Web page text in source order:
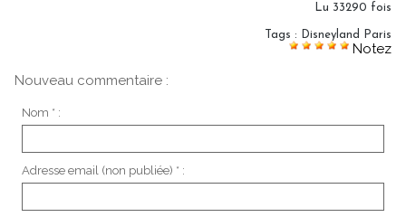
Lu 33290 fois
Tags : Disneyland Paris
Notez
Nouveau commentaire :
Nom * :
Adresse email (non publiée) * :